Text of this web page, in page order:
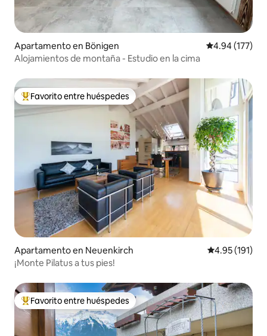
Apartamento en Bönigen Calificación
4.94 (177)
Alojamientos de montaña - Estudio en la cima
Favorito entre huéspedes preferido
Favorito entre huéspedes
Apartamento en Neuenkirch Calificación
4.95 (191)
¡Monte Pilatus a tus pies!
Favorito entre huéspedes preferido
Favorito entre huéspedes